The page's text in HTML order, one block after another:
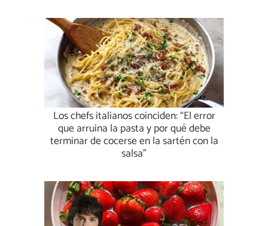
Los chefs italianos coinciden: “El error
que arruina la pasta y por qué debe
terminar de cocerse en la sartén con la
salsa”